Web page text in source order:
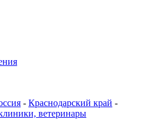
- Краснодарский край -
ветеринары